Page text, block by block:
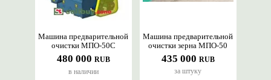
480 000 RUB
в наличии
Машина предварительной
очистки МПО-50С
435 000 RUB
за штуку
Машина предварительной
очистки зерна МПО-50